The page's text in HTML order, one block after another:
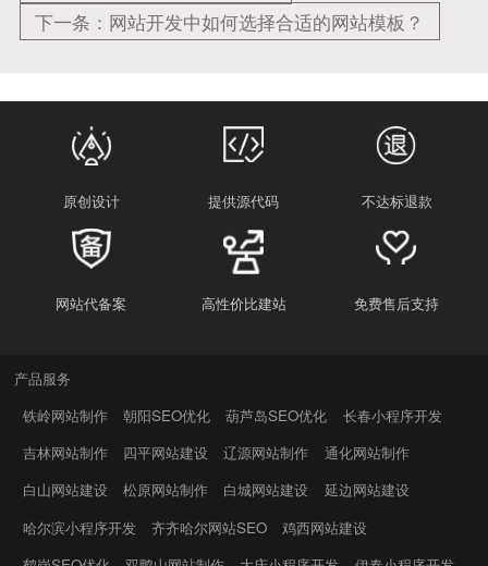
下一条：网站开发中如何选择合适的网站模板？
原创设计 提供源代码 不达标退款
网站代备案 高性价比建站 免费售后支持
产品服务
铁岭网站制作
朝阳SEO优化 葫芦岛SEO优化
长春小程序开发
吉林网站制作
四平网站建设 辽源网站制作
通化网站制作
白山网站建设
松原网站制作 白城网站建设
延边网站建设
哈尔滨小程序开发
齐齐哈尔网站SEO
鸡西网站建设